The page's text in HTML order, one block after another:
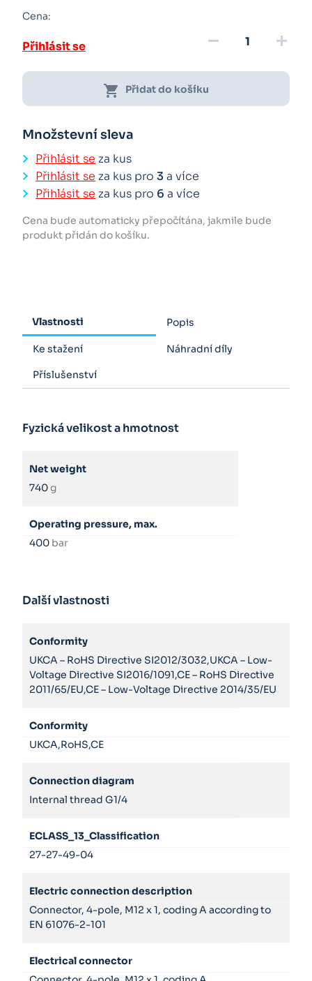
Cena:
Přihlásit se remove add
shopping_cart Přidat do košíku
Množstevní sleva
Přihlásit se za kus
Přihlásit se za kus pro3 a více
Přihlásit se za kus pro 6 a více
Cena bude automaticky přepočítána, jakmile bude
produkt přidán do košíku.
Vlastnosti Popis
Ke stažení Náhradní díly
Příslušenství
Fyzická velikost a hmotnost
Net weight
740g
Operating pressure, max.
400 bar
Další vlastnosti
Conformity
UKCA – RoHS Directive SI2012/3032,UKCA – Low-
Voltage Directive SI2016/1091,CE – RoHS Directive
2011/65/EU,CE – Low-Voltage Directive 2014/35/EU
Conformity
UKCA,RoHS,CE
Connection diagram
Internal thread G1/4
ECLASS_13_Classification
27-27-49-04
Electric connection description
Connector, 4-pole, M12 x 1, coding A according to
EN 61076-2-101
Electrical connector